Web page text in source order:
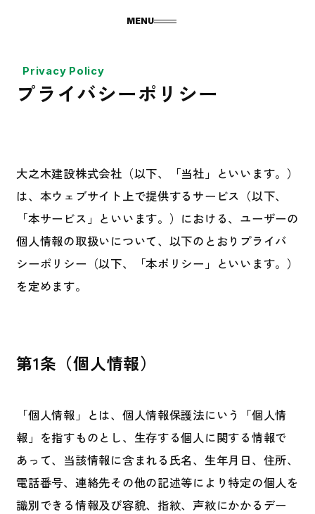
MENU
Privacy Policy
プライバシーポリシー
大之木建設株式会社（以下、「当社」といいます。）
は、本ウェブサイト上で提供するサービス（以下、
「本サービス」といいます。）における、ユーザーの
個人情報の取扱いについて、以下のとおりプライバ
シーポリシー（以下、「本ポリシー」といいます。）
を定めます。
第1条（個人情報）
「個人情報」とは、個人情報保護法にいう「個人情
報」を指すものとし、生存する個人に関する情報で
あって、当該情報に含まれる氏名、生年月日、住所、
電話番号、連絡先その他の記述等により特定の個人を
識別できる情報及び容貌、指紋、声紋にかかるデー